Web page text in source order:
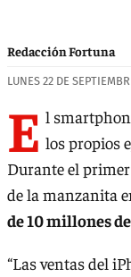
Redacción Fortuna
LUNES 22 DE
E l
los propios
Durante el
de la manzanita
de 10 millones
“Las ventas del